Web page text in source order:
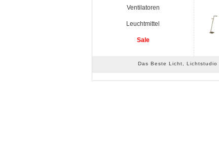
Ventilatoren
Leuchtmittel
Sale
Das Beste Licht,